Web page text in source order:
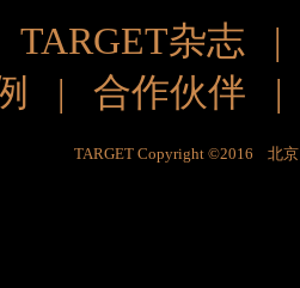
TARGET杂志
| 合作伙伴
TARGET Copyright ©2016 北